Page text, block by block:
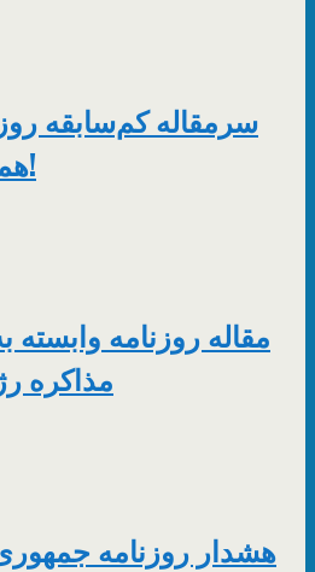
سرمقاله کم‌سابقه
همین است که هست!
مقاله روزنامه وابسته
مذاکره
هشدار روزنامه